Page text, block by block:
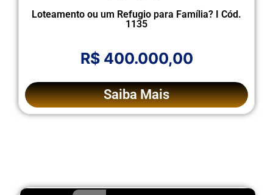
Loteamento ou um Refugio para Família? I Cód.
1135
R$ 400.000,00
Saiba Mais